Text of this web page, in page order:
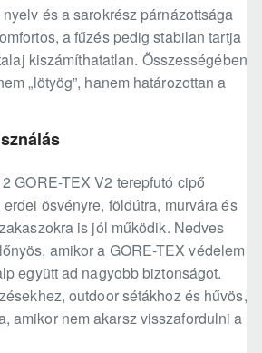
és a sarokrész párnázottsága
a fűzés pedig stabilan tartja
kiszámíthatatlan. Összességében
„lötyög”, hanem határozottan a
GORE-TEX V2 terepfutó cipő
ösvényre, földútra, murvára és
is jól működik. Nedves
amikor a GORE-TEX védelem
együtt ad nagyobb biztonságot.
outdoor sétákhoz és hűvös,
amikor nem akarsz visszafordulni a